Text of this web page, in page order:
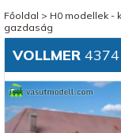
Főoldal > H0 modellek -
gazdaság
VOLLMER